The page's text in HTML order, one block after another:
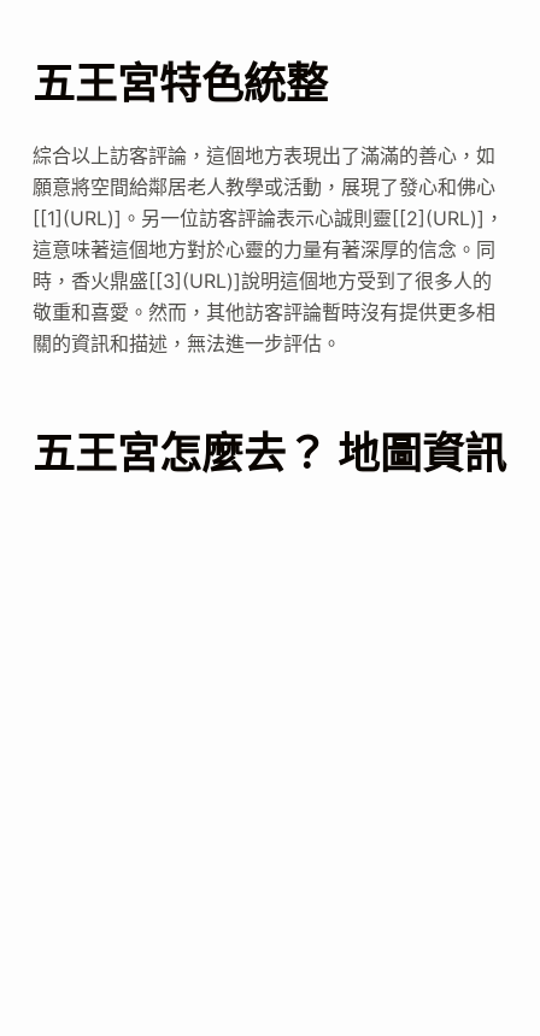
五王宮特色統整
綜合以上訪客評論，這個地方表現出了滿滿的善心，如
願意將空間給鄰居老人教學或活動，展現了發心和佛心
[[1](URL)]。另一位訪客評論表示心誠則靈[[2](URL)]，
這意味著這個地方對於心靈的力量有著深厚的信念。同
時，香火鼎盛[[3](URL)]說明這個地方受到了很多人的
敬重和喜愛。然而，其他訪客評論暫時沒有提供更多相
關的資訊和描述，無法進一步評估。
五王宮怎麼去？ 地圖資訊